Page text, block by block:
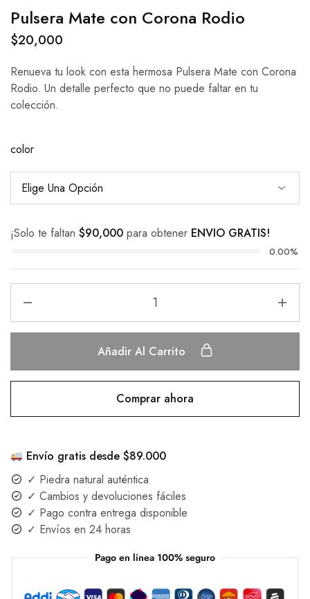
Pulsera Mate con Corona Rodio
$20,000
Renueva tu look con esta hermosa Pulsera Mate con Corona
Rodio. Un detalle perfecto que no puede faltar en tu
colección.
color
¡Solo te faltan $90,000 para obtener ENVIO GRATIS!
0.00%
Añadir Al Carrito
Comprar ahora
Envío gratis desde $89.000
✓ Piedra natural auténtica
✓ Cambios y devoluciones fáciles
✓ Pago contra entrega disponible
✓ Envíos en 24 horas
Pago en linea 100% seguro